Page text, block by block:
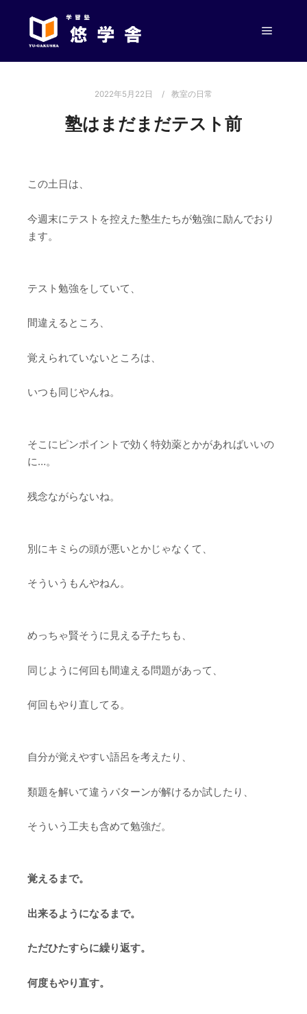
2022年5月22日 教室の日常
塾はまだまだテスト前
この土日は、
今週末にテストを控えた塾生たちが勉強に励んでおり
ます。
テスト勉強をしていて、
間違えるところ、
覚えられていないところは、
いつも同じやんね。
そこにピンポイントで効く特効薬とかがあればいいの
に…。
残念ながらないね。
別にキミらの頭が悪いとかじゃなくて、
そういうもんやねん。
めっちゃ賢そうに見える子たちも、
同じように何回も間違える問題があって、
何回もやり直してる。
自分が覚えやすい語呂を考えたり、
類題を解いて違うパターンが解けるか試したり、
そういう工夫も含めて勉強だ。
覚えるまで。
出来るようになるまで。
ただひたすらに繰り返す。
何度もやり直す。